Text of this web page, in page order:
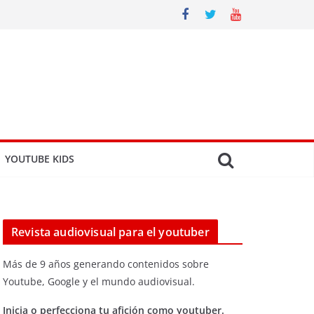
YOUTUBE KIDS
Revista audiovisual para el youtuber
Más de 9 años generando contenidos sobre
Youtube, Google y el mundo audiovisual.
Inicia o perfecciona tu afición como youtuber.